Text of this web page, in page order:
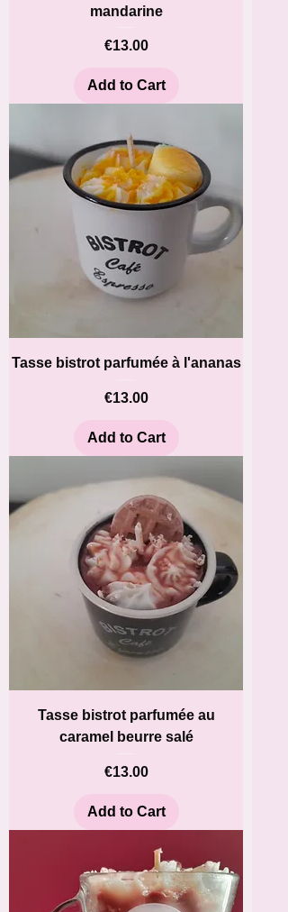
mandarine
Price
€13.00
Add to Cart
Tasse bistrot parfumée à l'ananas
Price
€13.00
Add to Cart
Tasse bistrot parfumée au
caramel beurre salé
Price
€13.00
Add to Cart